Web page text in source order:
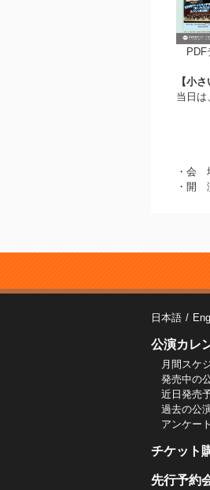
PDF
【小
当日は
・会
・開
日本語
公演カレ
月間スケ
発売中の
近日発売
過去の公
アンケー
チケット
先行予約